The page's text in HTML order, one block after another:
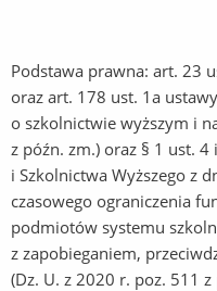
Podstawa prawna: art. 23
oraz art. 178 ust. 1a
o szkolnictwie wyższym i
z późn. zm.) oraz § 1 ust.
i Szkolnictwa Wyższego z
czasowego ograniczenia
podmiotów systemu
z zapobieganiem,
(Dz. U. z 2020 r. poz. 511 z